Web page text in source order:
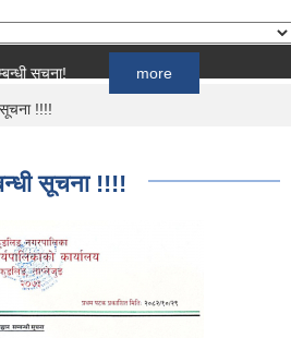
सूचना !!!!
सूचना !!!!